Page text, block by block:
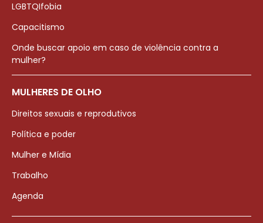
LGBTQIfobia
Capacitismo
Onde buscar apoio em caso de violência contra a
mulher?
MULHERES DE OLHO
Direitos sexuais e reprodutivos
Política e poder
Mulher e Mídia
Trabalho
Agenda